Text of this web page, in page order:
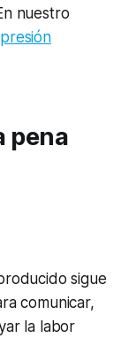
nuestro
pena
sigue
comunicar,
la labor